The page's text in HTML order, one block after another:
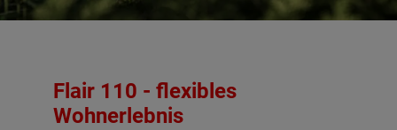
Flair 110 - flexibles
Wohnerlebnis